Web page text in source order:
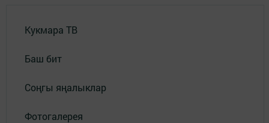
Кукмара ТВ
Баш бит
Соңгы яңалыклар
Фотогалерея